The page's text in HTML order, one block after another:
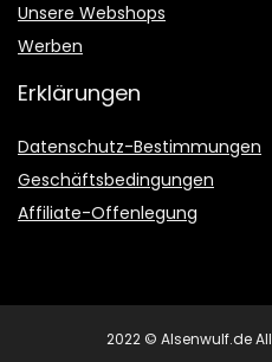
Unsere Webshops
Werben
Erklärungen
Datenschutz-Bestimmungen
Geschäftsbedingungen
Affiliate-Offenlegung
2022 © Alsenwulf.de